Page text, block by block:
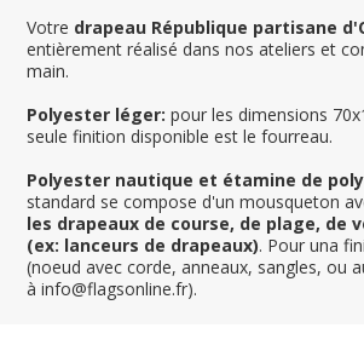
Votre drapeau République partisane
entièrement réalisé dans nos ateliers et
main.
Polyester léger: pour les dimensions
seule finition disponible est le fourreau.
Polyester nautique et étamine de
standard se compose d'un mousqueton
les drapeaux de course, de plage, de
(ex: lanceurs de drapeaux). Pour una
(noeud avec corde, anneaux, sangles, ou
à info@flagsonline.fr).